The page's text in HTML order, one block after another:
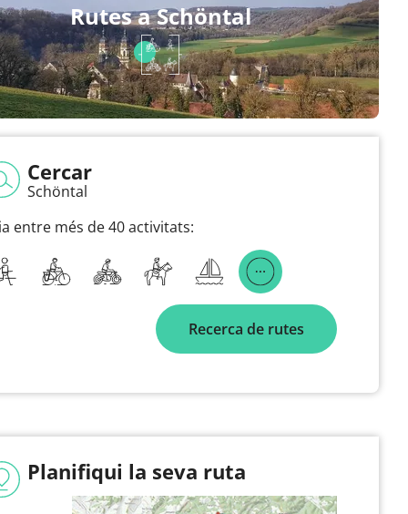
Rutes a Schöntal
Cercar
Schöntal
entre més de 40 activitats:
Recerca de rutes
Planifiqui la seva ruta